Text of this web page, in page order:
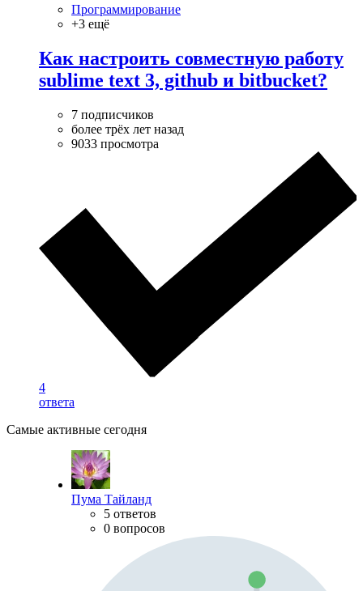
Программирование
+3 ещё
Как настроить совместную работу
sublime text 3, github и bitbucket?
7 подписчиков
более трёх лет назад
9033 просмотра
4
ответа
Самые активные сегодня
Пума Тайланд
5 ответов
0 вопросов